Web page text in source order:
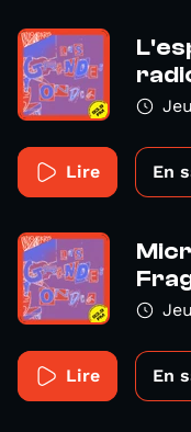
Lire En
Lire En